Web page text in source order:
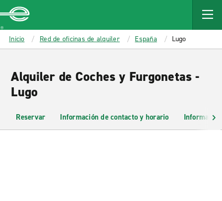
MAIN
CONTENT
Enterprise
Inicio Red de oficinas de alquiler España Lugo
Alquiler de Coches y Furgonetas -
Lugo
Reservar Información de contacto y horario